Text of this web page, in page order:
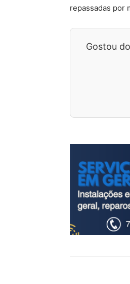
repassadas por
Gostou